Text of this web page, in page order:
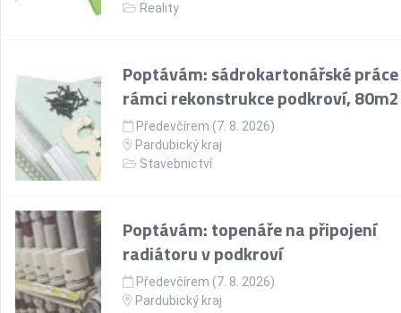
Reality
Poptávám: sádrokartonářské
rámci rekonstrukce podkroví, 80m2
Předevčírem (7. 8. 2026)
Pardubický kraj
Stavebnictví
Poptávám: topenáře na připojení
radiátoru v podkroví
Předevčírem (7. 8. 2026)
Pardubický kraj